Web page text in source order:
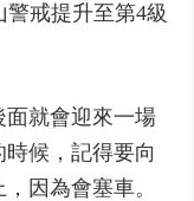
警戒提升至第4級
面就會迎來一場
候，記得要向
因為會塞車。